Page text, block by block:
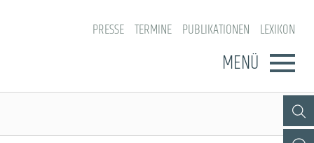
PRESSE TERMINE PUBLIKATIONEN LEXIKON
MENÜ